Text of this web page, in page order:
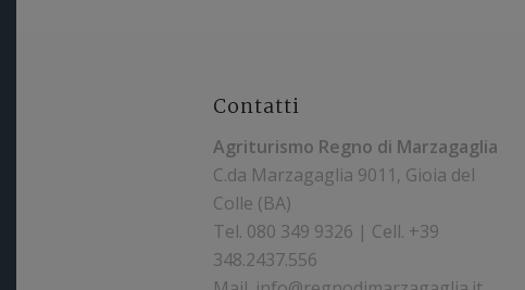
Contatti
Agriturismo Regno di Marzagaglia
C.da Marzagaglia 9011, Gioia del
Colle (BA)
Tel. 080 349 9326 | Cell. +39
348.2437.556